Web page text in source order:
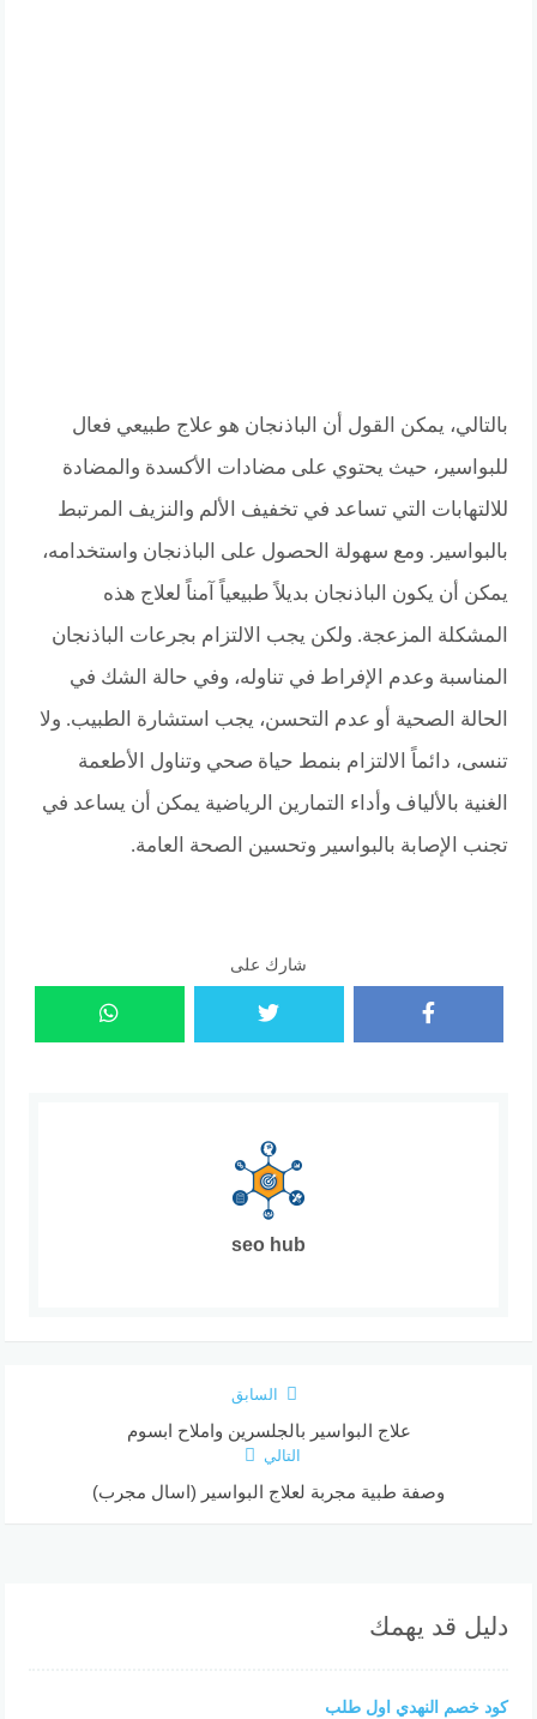
بالتالي، يمكن القول أن الباذنجان هو علاج طبيعي فعال
للبواسير، حيث يحتوي على مضادات الأكسدة والمضادة
للالتهابات التي تساعد في تخفيف الألم والنزيف المرتبط
بالبواسير. ومع سهولة الحصول على الباذنجان واستخدامه،
يمكن أن يكون الباذنجان بديلاً طبيعياً آمناً لعلاج هذه
المشكلة المزعجة. ولكن يجب الالتزام بجرعات الباذنجان
المناسبة وعدم الإفراط في تناوله، وفي حالة الشك في
الحالة الصحية أو عدم التحسن، يجب استشارة الطبيب. ولا
تنسى، دائماً الالتزام بنمط حياة صحي وتناول الأطعمة
الغنية بالألياف وأداء التمارين الرياضية يمكن أن يساعد في
تجنب الإصابة بالبواسير وتحسين الصحة العامة.
شارك على
seo hub
السابق
علاج البواسير بالجلسرين واملاح ابسوم
التالي
وصفة طبية مجربة لعلاج البواسير (اسال مجرب)
دليل قد يهمك
كود خصم النهدي اول طلب